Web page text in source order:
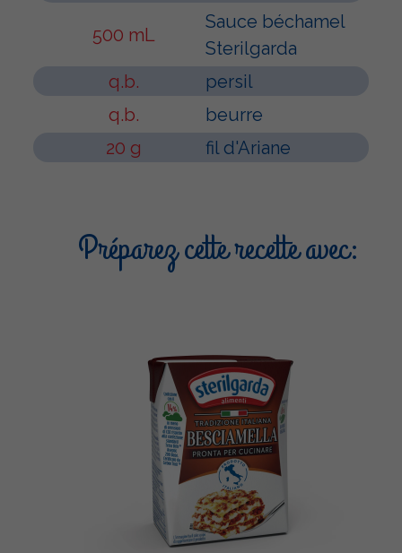
500 mL
Sauce béchamel
Sterilgarda
q.b.
persil
q.b.
beurre
20 g
fil d'Ariane
Préparez cette recette avec: